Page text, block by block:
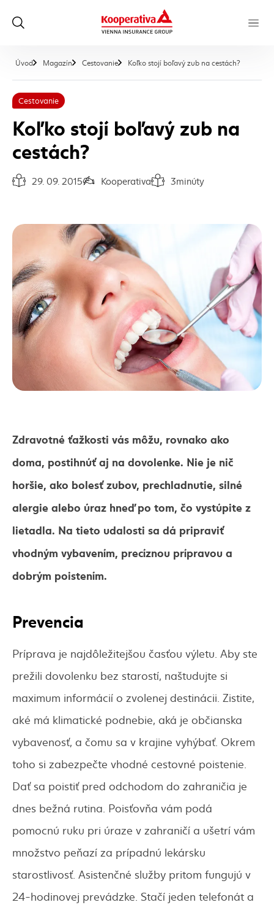
Úvod Magazín Cestovanie Koľko stojí boľavý zub na cestách?,
Cestovanie
Koľko stojí boľavý zub na
cestách?
Dátum vydania článku:
29. 09. 2015Autor článku:
KooperativaČas na prečítanie článku:
3minúty
Zdravotné ťažkosti vás môžu, rovnako ako
doma, postihnúť aj na dovolenke. Nie je nič
horšie, ako bolesť zubov, prechladnutie, silné
alergie alebo úraz hneď po tom, čo vystúpite z
lietadla. Na tieto udalosti sa dá pripraviť
vhodným vybavením, precíznou prípravou a
dobrým poistením.
Prevencia
Príprava je najdôležitejšou časťou výletu. Aby ste
prežili dovolenku bez starostí, naštudujte si
maximum informácií o zvolenej destinácii. Zistite,
aké má klimatické podnebie, aká je občianska
vybavenosť, a čomu sa v krajine vyhýbať. Okrem
toho si zabezpečte vhodné cestovné poistenie.
Dať sa poistiť pred odchodom do zahraničia je
dnes bežná rutina. Poisťovňa vám podá
pomocnú ruku pri úraze v zahraničí a ušetrí vám
množstvo peňazí za prípadnú lekársku
starostlivosť. Asistenčné služby pritom fungujú v
24-hodinovej prevádzke. Stačí jeden telefonát a